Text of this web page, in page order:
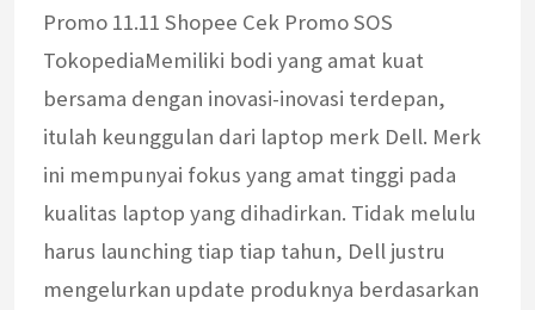
Promo 11.11 Shopee Cek Promo SOS
TokopediaMemiliki bodi yang amat kuat
bersama dengan inovasi-inovasi terdepan,
itulah keunggulan dari laptop merk Dell. Merk
ini mempunyai fokus yang amat tinggi pada
kualitas laptop yang dihadirkan. Tidak melulu
harus launching tiap tiap tahun, Dell justru
mengelurkan update produknya berdasarkan